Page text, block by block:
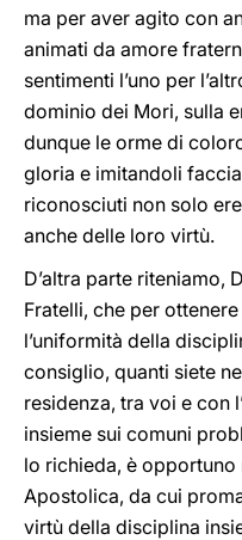
ma per aver agito con
animati da amore
sentimenti l’uno per
dominio dei Mori, sulla
dunque le orme di
gloria e imitandoli
riconosciuti non solo
anche delle loro virtù.
D’altra parte riteniamo,
Fratelli, che per
l’uniformità della
consiglio, quanti siete
residenza, tra voi e con
insieme sui comuni
lo richieda, è
Apostolica, da cui
virtù della disciplina